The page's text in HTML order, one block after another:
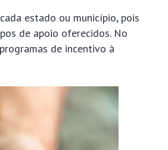
estado ou município, pois
de apoio oferecidos. No
de incentivo à